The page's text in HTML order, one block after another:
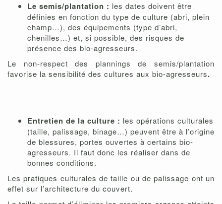
Le semis/plantation : les dates doivent être
définies en fonction du type de culture (abri, plein
champ…), des équipements (type d’abri,
chenilles…) et, si possible, des risques de
présence des bio-agresseurs.
Le non-respect des plannings de semis/plantation
favorise la sensibilité des cultures aux bio-agresseurs.
Entretien de la culture : les opérations culturales
(taille, palissage, binage…) peuvent être à l’origine
de blessures, portes ouvertes à certains bio-
agresseurs. Il faut donc les réaliser dans de
bonnes conditions.
Les pratiques culturales de taille ou de palissage ont un
effet sur l’architecture du couvert.